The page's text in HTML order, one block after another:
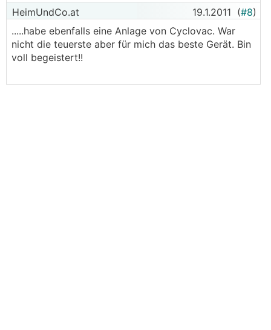
HeimUndCo.at 19.1.2011 (#8)
.....habe ebenfalls eine Anlage von Cyclovac. War
nicht die teuerste aber für mich das beste Gerät. Bin
voll begeistert!!